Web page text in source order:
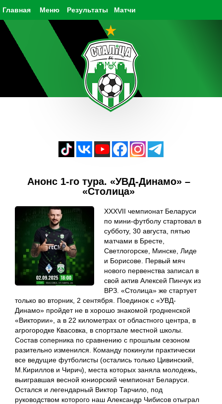
Главная Результаты Матчи
Меню
Анонс 1-го тура. «УВД-Динамо» –
«Столица»
XXXVII чемпионат Беларуси
по мини-футболу стартовал в
субботу, 30 августа, пятью
матчами в Бресте,
Светлогорске, Минске, Лиде
и Борисове. Первый мяч
нового первенства записал в
свой актив Алексей Пинчук из
ВРЗ. «Столица» же стартует
только во вторник, 2 сентября. Поединок с «УВД-
Динамо» пройдет не в хорошо знакомой гродненской
«Виктории», а в 22 километрах от областного центра, в
агрогородке Квасовка, в спортзале местной школы.
Состав соперника по сравнению с прошлым сезоном
разительно изменился. Команду покинули практически
все ведущие футболисты (остались только Цивинский,
М.Кириллов и Чирич), места которых заняла молодежь,
выигравшая весной юниорский чемпионат Беларуси.
Остался и легендарный Виктор Тарчило, под
руководством которого наш Александр Чибисов отыграл